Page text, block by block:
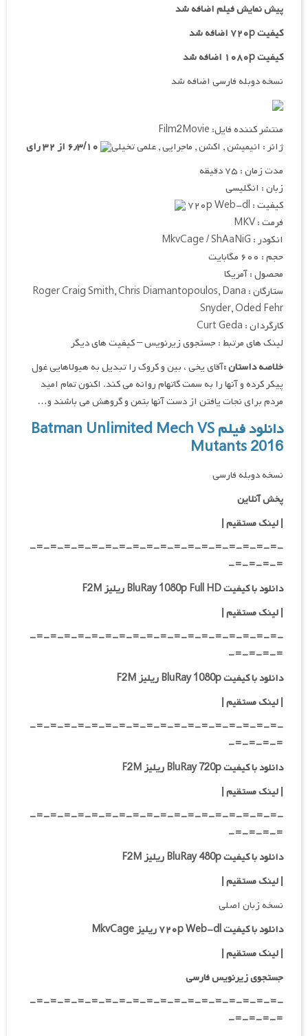
پیش نمایش فیلم اضافه شد
کیفیت ۷۲۰p اضافه شد
کیفیت ۱۰۸۰p اضافه شد
نسخه دوبله فارسی اضافه شد
منتشر کننده فایل: Film2Movie
ژانر : انیمیشن , اکشن , ماجرایی , علمی تخیلی
مدت زمان : ۷۵ دقیقه
زبان : انگلیسی
کیفیت : ۷۲۰p Web-dl
فرمت : MKV
انکودر : MkvCage / ShAaNiG
حجم : ۶۰۰ مگابایت
محصول : آمریکا
ستارگان : Roger Craig Smith, Chris Diamantopoulos, Dana
Snyder, Oded Fehr
کارگردان : Curt Geda
لینک های مرتبط : جستجوی زیرنویس – کیفیت های دیگر
خلاصه داستان :آقای یخی ، بین و کروک را تبدیل به هیولاهایی غول
پیکر کرده و آنها را به سمت گاتهام روانه می کند. اکنون تمام امید
مردم برای نجات یافتن از دست آنها بتمن و گروهش می باشند و…
دانلود فیلم Batman Unlimited Mech VS
Mutants 2016
نسخه دوبله فارسی
پخش آنلاین
| لینک مستقیم|
-=-=-=-=-=-=-=-=-=-=-=-=-=-=-=-=-=-=-
=-=-=-=-
دانلود با کیفیت BluRay 1080p Full HD ریلیز F2M
|لینک مستقیم|
-=-=-=-=-=-=-=-=-=-=-=-=-=-=-=-=-=-=-
=-=-=-=-
دانلود با کیفیت BluRay 1080p ریلیز F2M
|لینک مستقیم|
-=-=-=-=-=-=-=-=-=-=-=-=-=-=-=-=-=-=-
=-=-=-=-
دانلود با کیفیت BluRay 720p ریلیز F2M
| لینک مستقیم|
-=-=-=-=-=-=-=-=-=-=-=-=-=-=-=-=-=-=-
=-=-=-=-
دانلود با کیفیت BluRay 480p ریلیز F2M
| لینک مستقیم|
نسخه زبان اصلی
دانلود با کیفیت ۷۲۰p Web-dl ریلیز MkvCage
|لینک مستقیم|
جستجوی زیرنویس فارسی
-=-=-=-=-=-=-=-=-=-=-=-=-=-=-=-=-=-=-
=-=-=-=-